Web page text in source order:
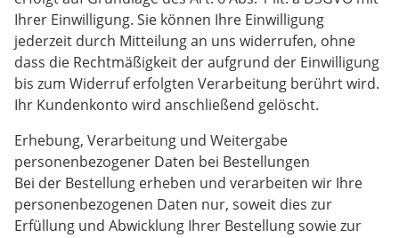
Ihrer Einwilligung. Sie können Ihre Einwilligung
jederzeit durch Mitteilung an uns widerrufen, ohne
dass die Rechtmäßigkeit der aufgrund der Einwilligung
bis zum Widerruf erfolgten Verarbeitung berührt wird.
Ihr Kundenkonto wird anschließend gelöscht.
Erhebung, Verarbeitung und Weitergabe
personenbezogener Daten bei Bestellungen
Bei der Bestellung erheben und verarbeiten wir Ihre
personenbezogenen Daten nur, soweit dies zur
Erfüllung und Abwicklung Ihrer Bestellung sowie zur